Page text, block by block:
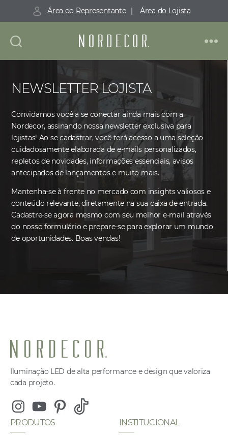
Área do Representante | Área do Lojista
NEWSLETTER LOJISTA
Convidamos você a se conectar ainda mais com a
Nordecor, assinando nossa newsletter exclusiva para
lojistas! Ao se cadastrar, você terá acesso a uma seleção
cuidadosamente elaborada de e-mails personalizados,
repletos de novidades, informações essenciais, avisos
antecipados de lançamentos e muito mais.
Mantenha-se à frente no mercado com insights valiosos e
conteúdo relevante, diretamente na sua caixa de entrada.
Cadastre-se agora mesmo com seu melhor e-mail através
do nosso formulário e prepare-se para explorar um mundo
de oportunidades. Boas vendas!
Iluminação LED de alta performance e design que valoriza
cada projeto.
PRODUTOS INSTITUCIONAL